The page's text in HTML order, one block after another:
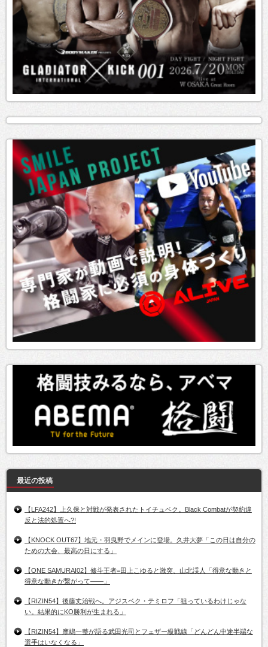
最近の投稿
【LFA242】上久保と対戦が発表されたトイチュベク。Black Combatが契約違
反と法的処置へ?!
【KNOCK OUT67】地元・羽曳野でメインに登場。久井大夢「この日は自分の
ための大会、最高の日にする」
【ONE SAMURAI02】修斗王者=田上こゆると激突、山北渓人「得意な動きと
得意な動きが繋がって――」
【RIZIN54】後藤丈治戦へ。アジスベク・テミロフ「狙っているわけじゃな
い。結果的にKO勝利が生まれる」
【RIZIN54】摩嶋一整が語る武田光司とフェザー級戦線「どんどん中途半端な
選手はいなくなる」